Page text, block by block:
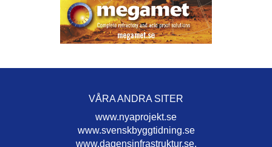
VÅRA ANDRA SITER
www.nyaprojekt.se
www.svenskbyggtidning.se
www.dagensinfrastruktur.se.